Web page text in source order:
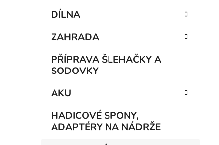
DÍLNA
ZAHRADA
PŘÍPRAVA ŠLEHAČKY A
SODOVKY
AKU
HADICOVÉ SPONY,
ADAPTÉRY NA NÁDRŽE